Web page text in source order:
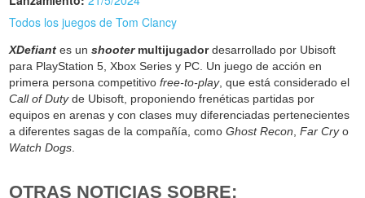
Todos los juegos de Tom Clancy
XDefiant es unshootermultijugadordesarrollado por Ubisoft
para PlayStation 5, Xbox Series y PC. Un juego de acción en
primera persona competitivofree-to-play, que está considerado el
Call of Dutyde Ubisoft, proponiendo frenéticas partidas por
equipos en arenas y con clases muy diferenciadas pertenecientes
a diferentes sagas de la compañía, comoGhost Recon ,Far Cryo
Watch Dogs
OTRAS NOTICIAS SOBRE: